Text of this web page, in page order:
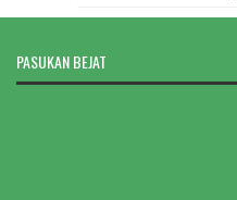
PASUKAN BEJAT